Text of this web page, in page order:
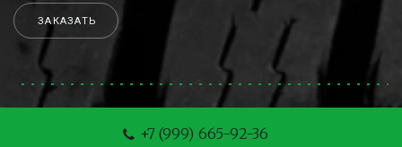
ЗАКАЗАТЬ
+7 (999) 665-92-36